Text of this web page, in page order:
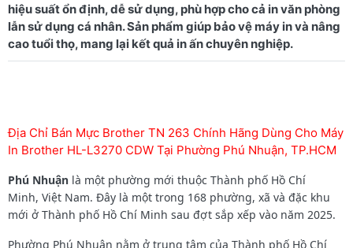
hiệu suất ổn định, dễ sử dụng, phù hợp cho cả in văn phòng
lẫn sử dụng cá nhân. Sản phẩm giúp bảo vệ máy in và nâng
Địa Chỉ Bán Mực Brother TN 263 Chính Hãng Dùng Cho Máy
In Brother HL-L3270 CDW Tại Phường Phú Nhuận, TP.HCM
Phú Nhuận là một phường mới thuộc Thành phố Hồ Chí
Minh, Việt Nam. Đây là một trong 168 phường, xã và đặc khu
mới ở Thành phố Hồ Chí Minh sau đợt sắp xếp vào năm 2025.
Phường Phú Nhuận nằm ở trung tâm của Thành phố Hồ Chí